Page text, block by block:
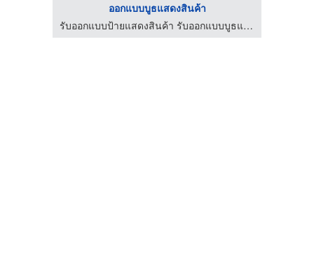
ออกแบบบูธแสดงสินค้า
รับออกแบบป้ายแสดงสินค้า รับออกแบบบูธแสดงสินค้า 4kgroup